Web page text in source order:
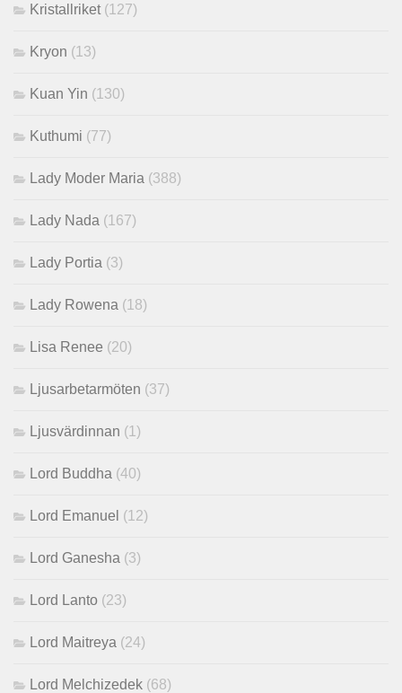
Kristallriket (127)
Kryon (13)
Kuan Yin (130)
Kuthumi (77)
Lady Moder Maria (388)
Lady Nada (167)
Lady Portia (3)
Lady Rowena (18)
Lisa Renee (20)
Ljusarbetarmöten (37)
Ljusvärdinnan (1)
Lord Buddha (40)
Lord Emanuel (12)
Lord Ganesha (3)
Lord Lanto (23)
Lord Maitreya (24)
Lord Melchizedek (68)